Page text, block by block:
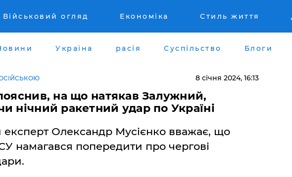
Військовий огляд Економіка Стиль життя
Україна расія Суспільство Блоги
8 січня 2024, 16:13
на що натякав Залужний,
нічний ракетний удар по Україні
експерт Олександр Мусієнко вважає, що
намагався попередити про чергові